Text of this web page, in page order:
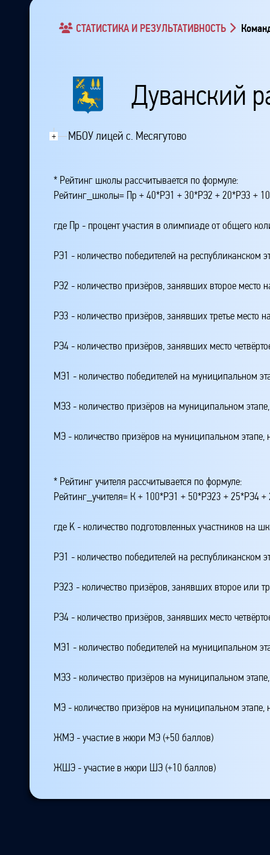
СТАТИСТИКА И РЕЗУЛЬТАТИВНОСТЬ
Дуванский
+ МБОУ лицей с. Месягутово
* Рейтинг школы рассчитывается по формуле:
Рейтинг_школы= Пр + 40*РЭ1 + 30*РЭ2 + 20*РЭ3 +
где Пр - процент участия в олимпиаде от общего
РЭ1 - количество победителей на республиканском
РЭ2 - количество призёров, занявших второе место
РЭ3 - количество призёров, занявших третье место
РЭ4 - количество призёров, занявших место
МЭ1 - количество победителей на муниципальном
МЭЗ - количество призёров на муниципальном
МЭ - количество призёров на муниципальном
* Рейтинг учителя рассчитывается по формуле:
Рейтинг_учителя= К + 100*РЭ1 + 50*РЭ23 +
где K - количество подготовленных участников на
РЭ1 - количество победителей на республиканском
РЭ23 - количество призёров, занявших второе или
РЭ4 - количество призёров, занявших место
МЭ1 - количество победителей на муниципальном
МЭЗ - количество призёров на муниципальном
МЭ - количество призёров на муниципальном
ЖМЭ - участие в жюри МЭ (+50 баллов)
ЖШЭ - участие в жюри ШЭ (+10 баллов)